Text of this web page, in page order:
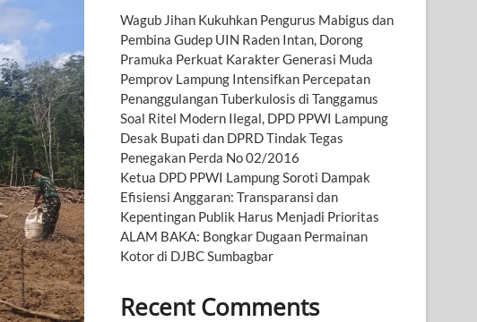
Wagub Jihan Kukuhkan Pengurus Mabigus dan
Pembina Gudep UIN Raden Intan, Dorong
Pramuka Perkuat Karakter Generasi Muda
Pemprov Lampung Intensifkan Percepatan
Penanggulangan Tuberkulosis di Tanggamus
Soal Ritel Modern Ilegal, DPD PPWI Lampung
Desak Bupati dan DPRD Tindak Tegas
Penegakan Perda No 02/2016
Ketua DPD PPWI Lampung Soroti Dampak
Efisiensi Anggaran: Transparansi dan
Kepentingan Publik Harus Menjadi Prioritas
ALAM BAKA: Bongkar Dugaan Permainan
Kotor di DJBC Sumbagbar
Recent Comments